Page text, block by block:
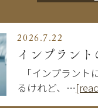
2026.7.22
「インプラント
るけれど、…